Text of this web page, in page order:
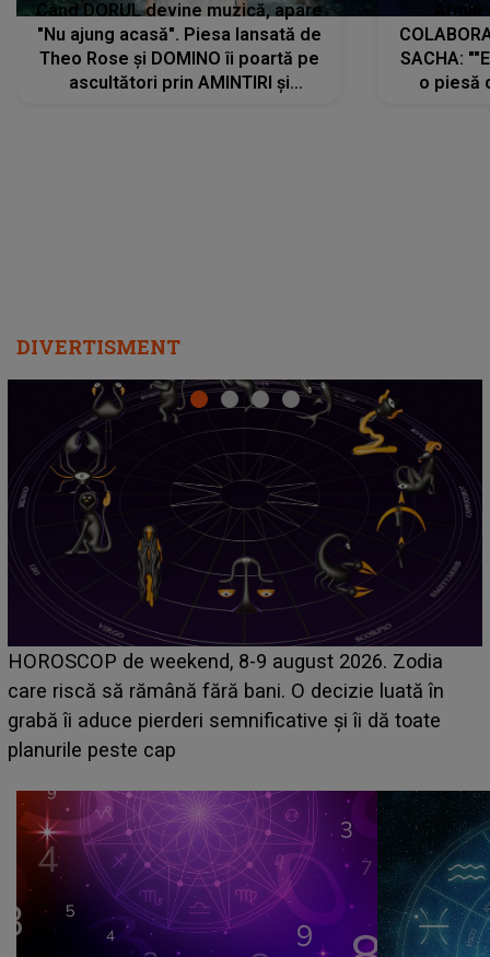
Când DORUL devine muzică, apare
"Nu ajung acasă". Piesa lansată de
Theo Rose și DOMINO îi poartă pe
ascultători prin AMINTIRI și
SACHA:
o piesă
DIVERTISMENT
Zodia
luată în
toate
Emanuel a ținut ACEST DETALIU
acum! În fața Alexandrei, concurentul din
face o MĂRTURISIRE NEAȘTEPTATĂ
sa: "I-am spus și ei în față, eu nu te